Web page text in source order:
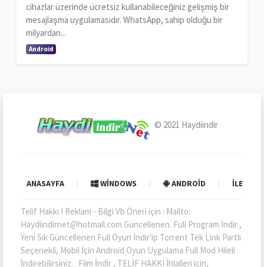
cihazlar üzerinde ücretsiz kullanabileceğiniz gelişmiş bir
mesajlaşma uygulamasıdır. WhatsApp, sahip olduğu bir
milyardan...
Android
© 2021 Haydiindir
ANASAYFA WINDOWS ANDROID İLETIŞIM
Telif Hakkı ! Reklam - Bilgi Vb Öneri için : Mailto:
Haydiindirnet@hotmail.com Güncellenen. Full Program İndir ,
Yeni Sık Güncellenen Full Oyun İndir'ip Torrent Tek Link Partlı
Seçenekli, Mobil İçin Android Oyun Uygulama Full Mod Hileli
İndirebilirsiniz. . Film İndir , TELİF HAKKI İhlalleri için,